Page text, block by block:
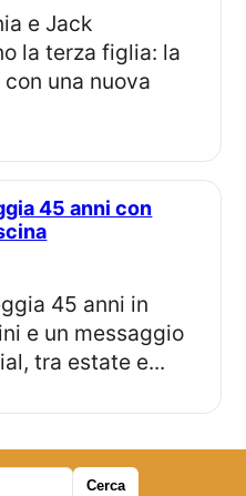
la terza figlia: la
una nuova
e un messaggio
tra estate e...